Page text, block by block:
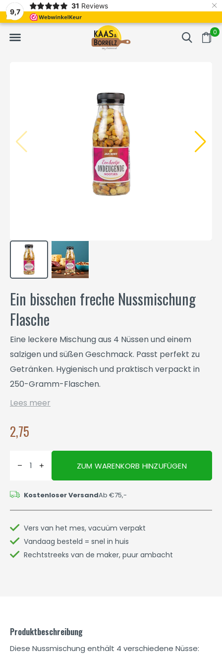
9,7
31 Reviews ×
0
Frisch geschnitten und vakuumverpackt. Meistens Lieferung
Ein bisschen freche Nussmischung
Flasche
Eine leckere Mischung aus 4 Nüssen und einem
salzigen und süßen Geschmack. Passt perfekt zu
Getränken. Hygienisch und praktisch verpackt in
250-Gramm-Flaschen.
Lees meer
2,75
ZUM WARENKORB HINZUFÜGEN
Kostenloser VersandAb €75,-
Vers van het mes, vacuüm verpakt
Vandaag besteld = snel in huis
Rechtstreeks van de maker, puur ambacht
Produktbeschreibung
Diese Nussmischung enthält 4 verschiedene Nüsse: